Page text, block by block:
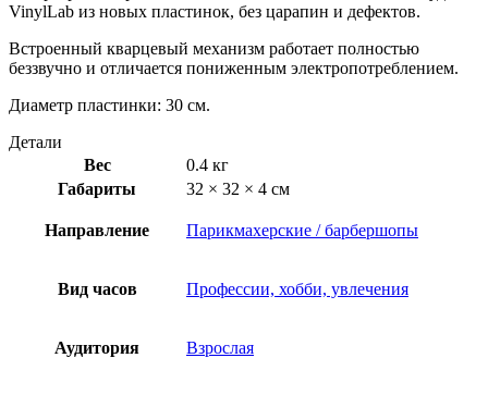
VinylLab из новых пластинок, без царапин и дефектов.
Встроенный кварцевый механизм работает полностью
беззвучно и отличается пониженным электропотреблением.
Диаметр пластинки: 30 см.
Детали
Вес
0.4 кг
Габариты
32 × 32 × 4 см
Направление Парикмахерские / барбершопы
Вид часов Профессии, хобби, увлечения
Аудитория Взрослая